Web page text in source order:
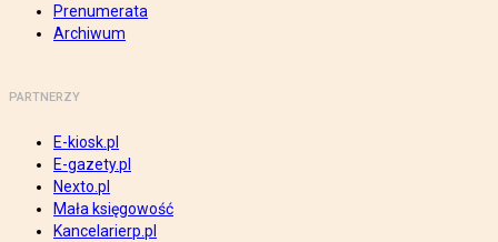
Prenumerata
Archiwum
PARTNERZY
E-kiosk.pl
E-gazety.pl
Nexto.pl
Mała księgowość
Kancelarierp.pl